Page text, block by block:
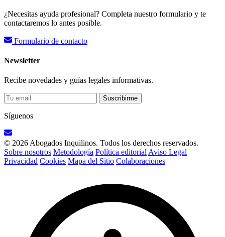
¿Necesitas ayuda profesional? Completa nuestro formulario y te
contactaremos lo antes posible.
Formulario de contacto
Newsletter
Recibe novedades y guías legales informativas.
Suscribirme
Síguenos
© 2026 Abogados Inquilinos. Todos los derechos reservados.
Sobre nosotros Metodología Política editorial Aviso Legal
Privacidad Cookies Mapa del Sitio Colaboraciones